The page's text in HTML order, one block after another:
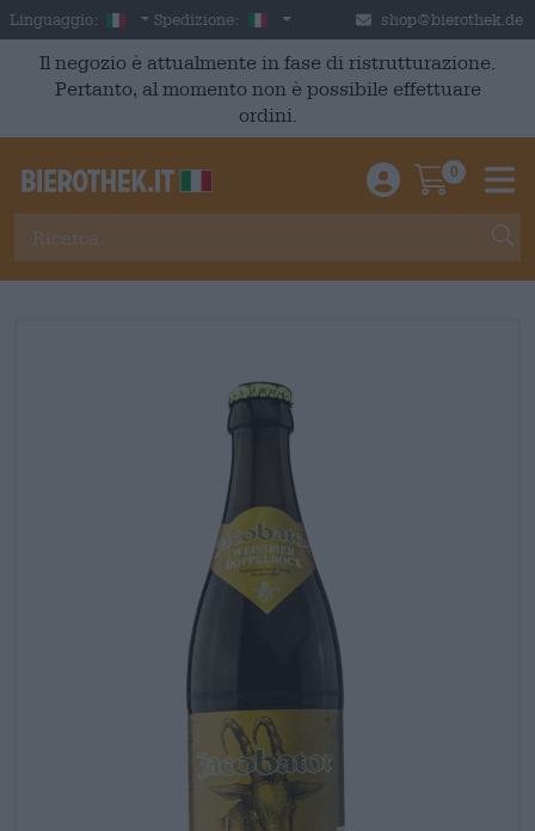
Skip to main content
Linguaggio: Italian
Spedizione: Italia shop@bierothek.de
Il negozio è attualmente in fase di ristrutturazione.
Pertanto, al momento non è possibile effettuare
ordini.
Einloggen /
0